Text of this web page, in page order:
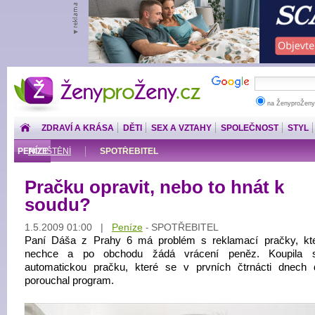
ŽenyproŽeny.cz
na
ZDRAVÍ A KRÁSA DĚTI SEX A VZTAHY SPOLEČNOST STYL
PENÍZE
POJIŠTĚNÍ SPOTŘEBITEL
Pračku opravit, nebo to hnát k
soudu?
1.5.2009 01:00 | Peníze - SPOTŘEBITEL
Paní Dáša z Prahy 6 má problém s reklamací pračky,
nechce a po obchodu žádá vrácení peněz. Koupila
automatickou pračku, které se v prvních čtrnácti dnech
porouchal program.